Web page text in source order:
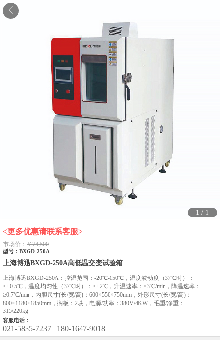
1 / 1
<更多优惠请联系客服>
市场价： ￥74,500
型号：BXGD-250A
上海博迅BXGD-250A高低温交变试验箱
上海博迅BXGD-250A：控温范围：-20℃-150℃，温度波动度（37℃时）：
≤±0.5℃，温度均匀性（37℃时）：≤±2℃，升温速率：≥3℃/min，降温速率：
≥0.7℃/min，内胆尺寸(长/宽/高)：600×550×750mm，外形尺寸(长/宽/高)：
800×1180×1850mm，搁板：2块，电源/功率：380V/4KW，毛重/净重：
315/220kg
客服电话：
021-5835-7237 180-1647-9018